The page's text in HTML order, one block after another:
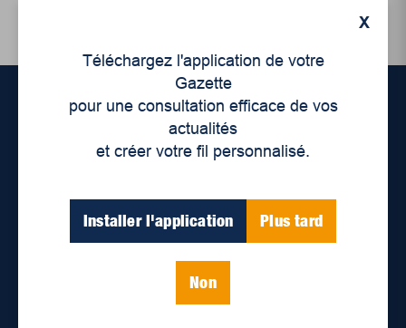
X
Téléchargez l'application de votre
Gazette
pour une consultation efficace de vos
actualités
et créer votre fil personnalisé.
Installer l'application Plus tard
Non
Déontologie et confidentialité